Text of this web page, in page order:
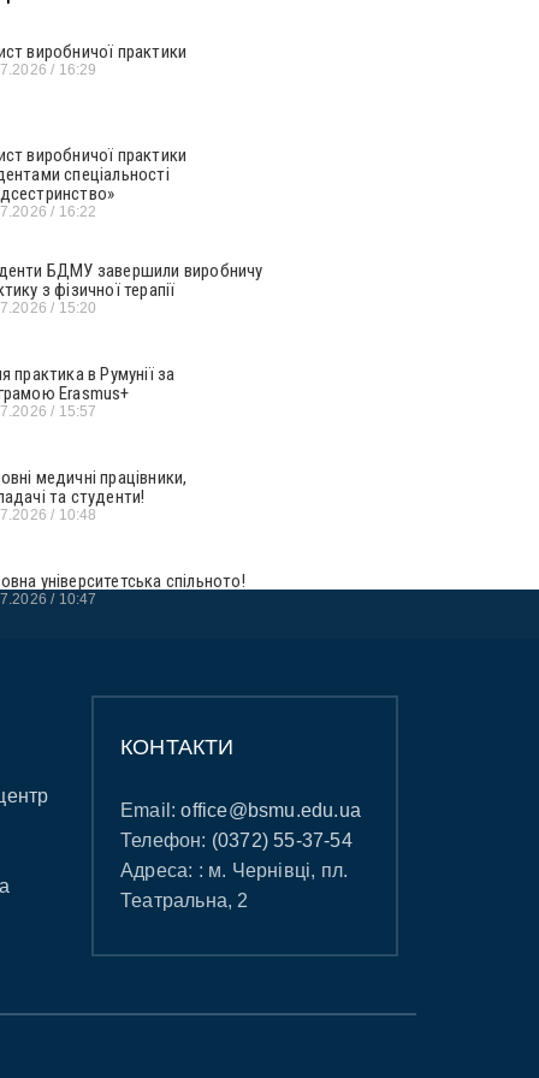
виробничої практики
16:29
виробничої практики
спеціальності
16:22
БДМУ завершили виробничу
з фізичної терапії
15:20
практика в Румунії за
Erasmus+
15:57
медичні працівники,
та студенти!
10:48
університетська спільното!
10:47
КОНТАКТИ
Email:office@bsmu.edu.ua
Телефон: (0372) 55-37-54
Адреса: : м. Чернівці, пл.
Театральна, 2